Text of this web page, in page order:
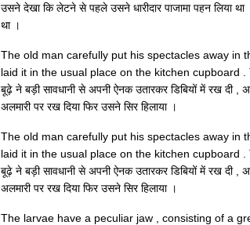
उसने देखा कि लेटने से पहले उसने धारीदार पाजामा पहन लिया
था ।
The old man carefully put his spectacles away in
laid it in the usual place on the kitchen cupboard .
बूढ़े ने बड़ी सावधानी से अपनी ऐनक उतारकर डिबियों में रख दी
अलमारी पर रख दिया फिर उसने सिर हिलाया ।
The old man carefully put his spectacles away in
laid it in the usual place on the kitchen cupboard .
बूढ़े ने बड़ी सावधानी से अपनी ऐनक उतारकर डिबियों में रख दी
अलमारी पर रख दिया फिर उसने सिर हिलाया ।
The larvae have a peculiar jaw , consisting of a